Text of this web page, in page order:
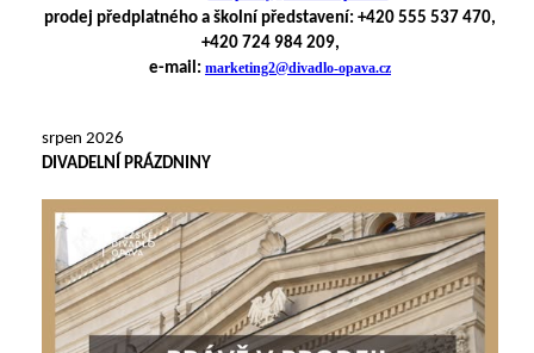
prodej předplatného a školní představení: +420 555 537 470,
+420 724 984 209,
e-mail: marketing2@divadlo-opava.cz
srpen 2026
DIVADELNÍ PRÁZDNINY